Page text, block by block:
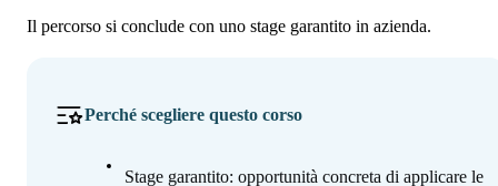
Il percorso si conclude con uno stage garantito in azienda.
Perché scegliere questo corso
Stage garantito: opportunità concreta di applicare le